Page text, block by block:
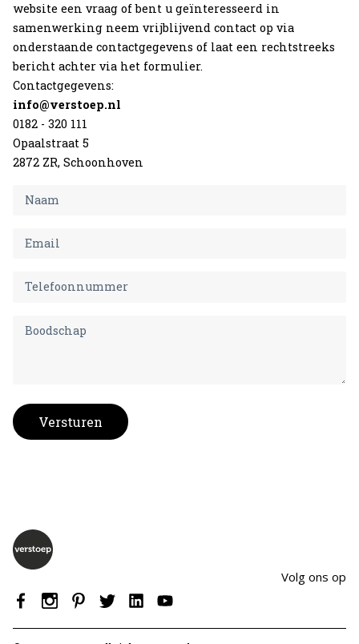
Over Verstoep
Neem contact op
website een vraag of bent u geïnteresseerd in
samenwerking neem vrijblijvend contact op via
onderstaande contactgegevens of laat een rechtstreeks
bericht achter via het formulier.
Contactgegevens:
info@verstoep.nl
0182 - 320 111
Opaalstraat 5
2872 ZR, Schoonhoven
Versturen
Volg ons op